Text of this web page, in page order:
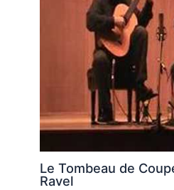
Le Tombeau de
Ravel